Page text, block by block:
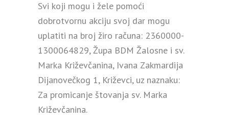
Svi koji mogu i žele pomoći
dobrotvornu akciju svoj dar mogu
uplatiti na broj žiro računa: 2360000-
1300064829, Župa BDM Žalosne i sv.
Marka Križevčanina, Ivana Zakmardija
Dijanovečkog 1, Križevci, uz naznaku:
Za promicanje štovanja sv. Marka
Križevčanina.